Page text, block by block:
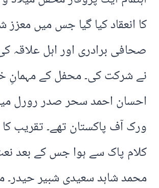
کا انعقاد کیا گیا جس میں
صحافی برادری اور اہل علاقہ
نے شرکت کی۔ محفل کے
احسان احمد سحر صدر رورل
ورک آف پاکستان تھے۔ تقریب کا
کلام پاک سے ہوا جس کے بعد
محمد شاہد سعیدی شبیر حیدر۔